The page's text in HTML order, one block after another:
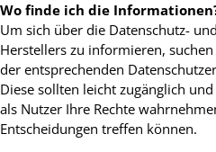
Wo finde ich die
Um sich über die Datenschutz-
Herstellers zu informieren,
der entsprechenden
Diese sollten leicht zugänglich
als Nutzer Ihre Rechte
Entscheidungen treffen können.